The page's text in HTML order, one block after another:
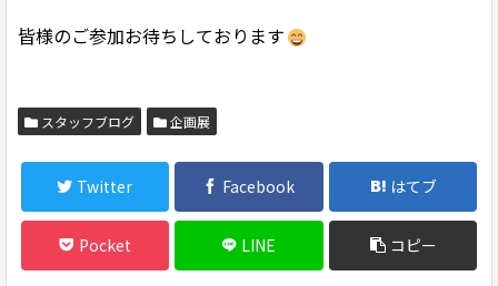
皆様のご参加お待ちしております
スタッフブログ 企画展
Twitter Facebook はてブ
Pocket LINE コピー